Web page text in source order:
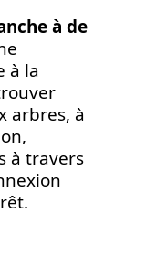
à de
à la
arbres, à
à travers